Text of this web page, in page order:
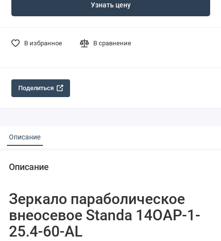
Узнать цену
В избранное В сравнение
Поделиться
Описание
Описание
Зеркало параболическое
внеосевое Standa 14OAP-1-
25.4-60-AL